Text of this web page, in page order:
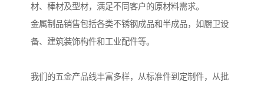
材、棒材及型材，满足不同客户的原材料需求。
金属制品销售包括各类不锈钢成品和半成品，如厨卫设
备、建筑装饰构件和工业配件等。
我们的五金产品线丰富多样，从标准件到定制件，从批